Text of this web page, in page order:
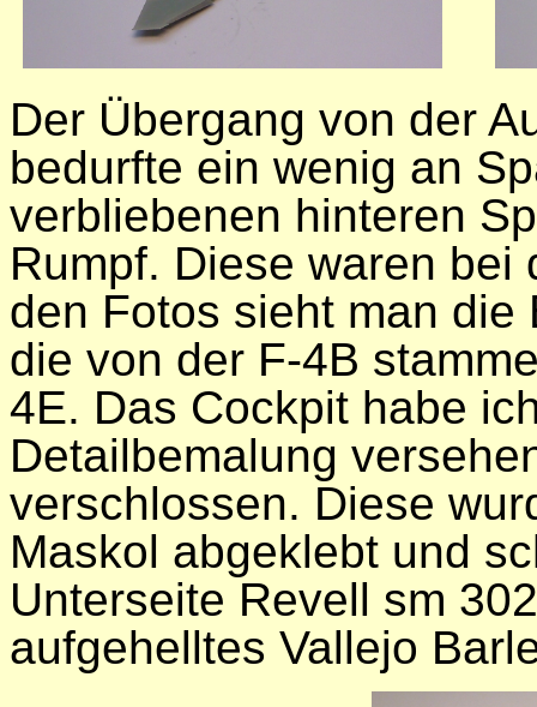
Der Übergang von der
bedurfte ein wenig an
verbliebenen hinteren
Rumpf. Diese waren bei
den Fotos sieht man
die von der F-4B
4E. Das Cockpit habe
Detailbemalung
verschlossen. Diese
Maskol abgeklebt und
Unterseite Revell sm
aufgehelltes Vallejo